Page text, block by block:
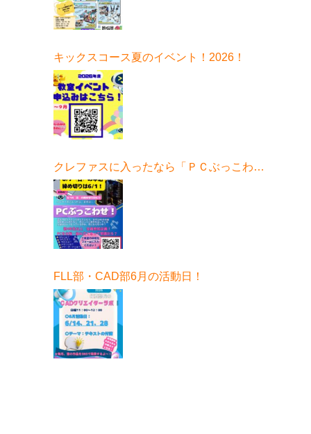
キックスコース夏のイベント！2026！
クレファスに入ったなら「ＰＣぶっこわ
せ！」6月開催！
FLL部・CAD部6月の活動日！